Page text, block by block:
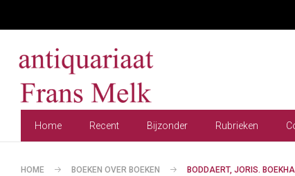
Home Recent Bijzonder Rubrieken
HOME BOEKEN OVER BOEKEN BODDAERT, JORIS.